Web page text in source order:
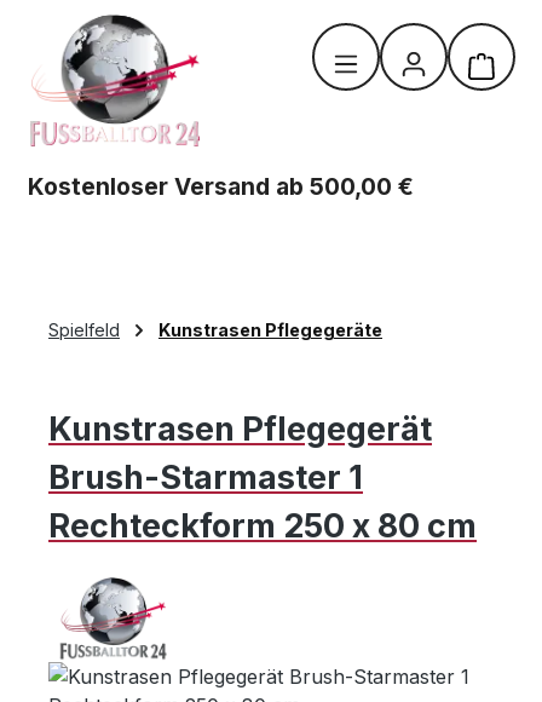
Zum Hauptinhalt springen
Kostenloser Versand ab 500,00 €
Spielfeld Kunstrasen Pflegegeräte
Kunstrasen Pflegegerät
Brush-Starmaster 1
Rechteckform 250 x 80 cm
Bildergalerie überspringen